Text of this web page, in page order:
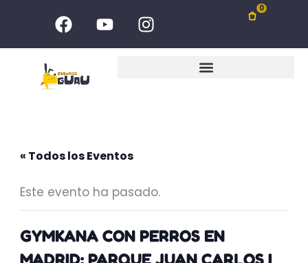
contenido
F
a
c
e
b
Y
o
u
I
n
s
0
« Todos los Eventos
Este evento ha pasado.
GYMKANA CON PERROS EN